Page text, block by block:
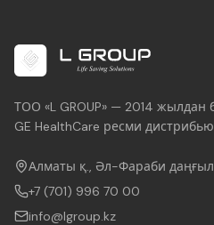
ТОО «L GROUP» — 2014 жылдан
GE HealthCare ресми
Алматы қ., Әл-Фараби
+7 (701) 996 70 00
info@lgroup.kz